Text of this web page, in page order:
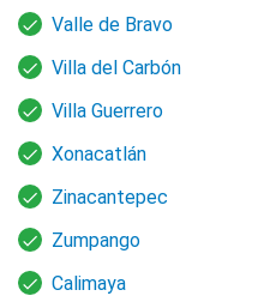
Valle de Bravo
Villa del Carbón
Villa Guerrero
Xonacatlán
Zinacantepec
Zumpango
Calimaya